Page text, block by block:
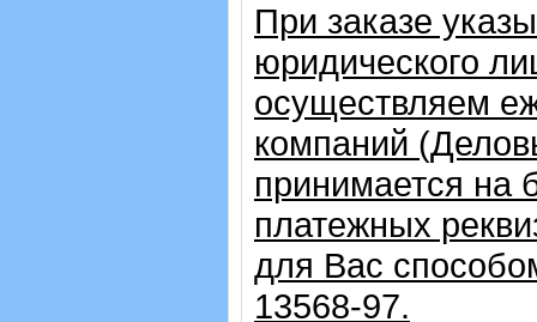
При заказе
юридического
осуществляем
компаний
принимается на
платежных
для Вас
13568-97.